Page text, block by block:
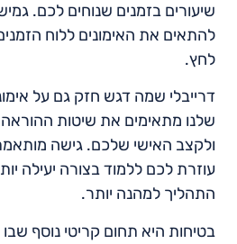
שיעורים בזמנים שנוחים לכם.
להתאים את האימונים ללוח
לחץ.
דרייבלי שמה דגש חזק גם על
שלנו מתאימים את שיטות
ולקצב האישי שלכם. גישה
עוזרת לכם ללמוד בצורה יעילה
התהליך למהנה יותר.
בטיחות היא תחום קריטי נוסף